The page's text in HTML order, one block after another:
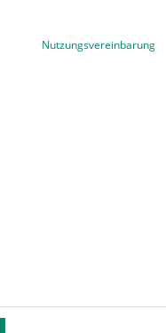
Nutzungsvereinbarung